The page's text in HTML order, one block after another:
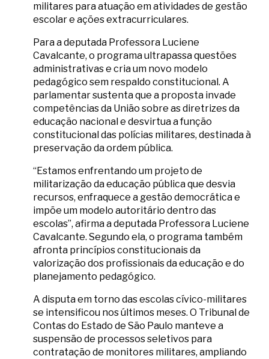
militares para atuação em atividades de gestão
escolar e ações extracurriculares.
Para a deputada Professora Luciene
Cavalcante, o programa ultrapassa questões
administrativas e cria um novo modelo
pedagógico sem respaldo constitucional. A
parlamentar sustenta que a proposta invade
competências da União sobre as diretrizes da
educação nacional e desvirtua a função
constitucional das polícias militares, destinada à
preservação da ordem pública.
“Estamos enfrentando um projeto de
militarização da educação pública que desvia
recursos, enfraquece a gestão democrática e
impõe um modelo autoritário dentro das
escolas”, afirma a deputada Professora Luciene
Cavalcante. Segundo ela, o programa também
afronta princípios constitucionais da
valorização dos profissionais da educação e do
planejamento pedagógico.
A disputa em torno das escolas cívico-militares
se intensificou nos últimos meses. O Tribunal de
Contas do Estado de São Paulo manteve a
suspensão de processos seletivos para
contratação de monitores militares, ampliando